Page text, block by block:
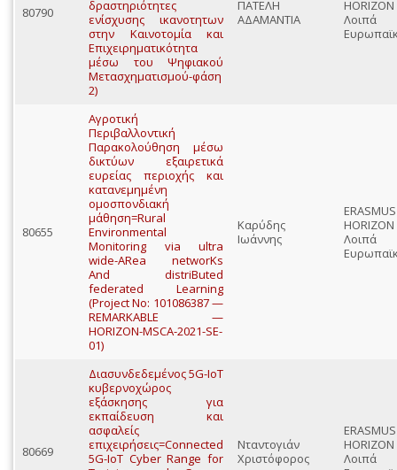
80790
δραστηριότητες
ενίσχυσης ικανοτητων
στην Καινοτομία και
Επιχειρηματικότητα
μέσω του Ψηφιακού
Μετασχηματισμού-φάση
2)
ΠΑΤΕΛΗ
ΑΔΑΜΑΝΤΙΑ
Λοιπά
80655
Αγροτική
Περιβαλλοντική
Παρακολούθηση μέσω
δικτύων εξαιρετικά
ευρείας περιοχής και
κατανεμημένη
ομοσπονδιακή
μάθηση=Rural
Environmental
Monitoring via ultra
wide-ARea networKs
And distriButed
federated Learning
(Project No: 101086387 —
REMARKABLE —
HORIZON-MSCA-2021-SE-
01)
Καρύδης
Ιωάννης
Λοιπά
80669
Διασυνδεδεμένος 5G-IoT
κυβερνοχώρος
εξάσκησης για
εκπαίδευση και
ασφαλείς
επιχειρήσεις=Connected
5G-IoT Cyber Range for
Νταντογιάν
Χριστόφορος
Λοιπά